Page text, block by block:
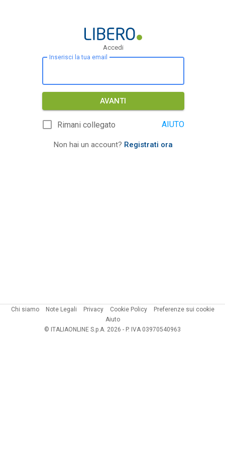
Accedi
Inserisci la tua email
AVANTI
Rimani collegato AIUTO
Non hai un account? Registrati ora
Chi siamo Note Legali Privacy Cookie Policy
Preferenze sui cookie
Aiuto
© ITALIAONLINE S.p.A. 2026 - P. IVA 03970540963